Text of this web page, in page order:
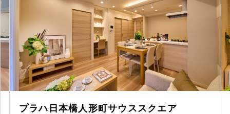
プラハ日本橋人形町サウススクエア